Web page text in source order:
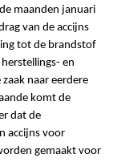
maanden januari
van de accijns
tot de brandstof
en
naar eerdere
komt de
dat de
accijns voor
gemaakt voor